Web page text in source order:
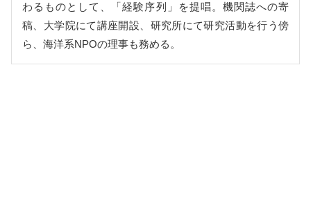
わるものとして、「経験序列」を提唱。機関誌への寄
稿、大学院にて講座開設、研究所にて研究活動を行う傍
ら、海洋系NPOの理事も務める。